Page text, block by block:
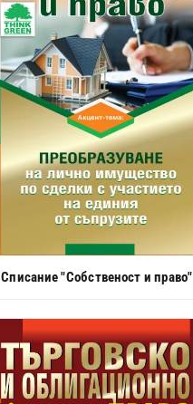
Списание "Собственост и право"